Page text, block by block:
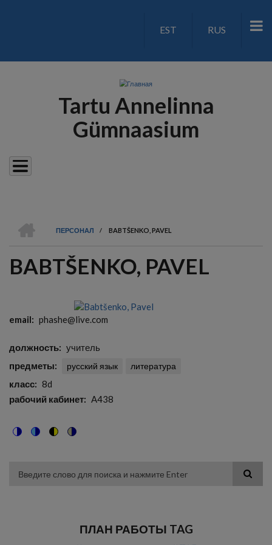
LANGUAGE
EST RUS
Tartu Annelinna
Gümnaasium
СТРОКА
НАВИГАЦИИ
ПЕРСОНАЛ
/ BABTŠENKO, PAVEL
BABTŠENKO, PAVEL
email phashe@live.com
должность
учитель
предметы
русский язык литература
класс
8d
рабочий кабинет
A438
themetheme visibilitytheme
ПЛАН РАБОТЫ TAG